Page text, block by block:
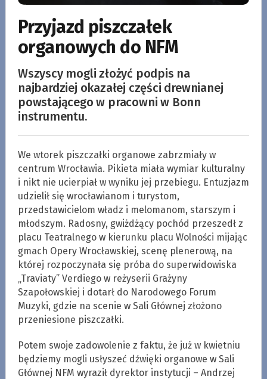
Przyjazd piszczałek
organowych do NFM
Wszyscy mogli złożyć podpis na
najbardziej okazałej części drewnianej
powstającego w pracowni w Bonn
instrumentu.
We wtorek piszczałki organowe zabrzmiały w
centrum Wrocławia. Pikieta miała wymiar kulturalny
i nikt nie ucierpiał w wyniku jej przebiegu. Entuzjazm
udzielił się wrocławianom i turystom,
przedstawicielom władz i melomanom, starszym i
młodszym. Radosny, gwiżdżący pochód przeszedł z
placu Teatralnego w kierunku placu Wolności mijając
gmach Opery Wrocławskiej, scenę plenerową, na
której rozpoczynała się próba do superwidowiska
„Traviaty” Verdiego w reżyserii Grażyny
Szapołowskiej i dotarł do Narodowego Forum
Muzyki, gdzie na scenie w Sali Głównej złożono
przeniesione piszczałki.
Potem swoje zadowolenie z faktu, że już w kwietniu
będziemy mogli usłyszeć dźwięki organowe w Sali
Głównej NFM wyraził dyrektor instytucji – Andrzej